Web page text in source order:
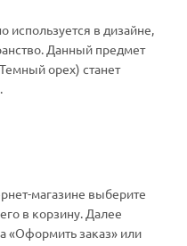
используется в дизайне,
Данный предмет
орех) станет
магазине выберите
в корзину. Далее
«Оформить заказ» или